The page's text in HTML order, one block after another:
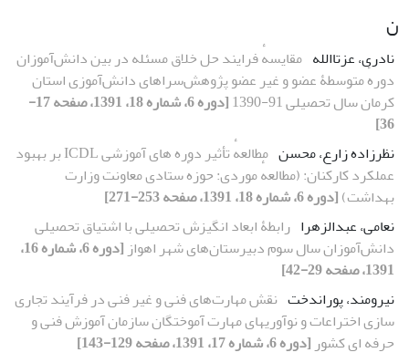
ن
نادری، عزتاالله مقایسهٔ فرایند حل خلاق مسئله در بین دانش‌آموزان
دورهٔ متوسطۀ عضو و غیر عضو پژوهش‌سراهای دانش‌آموزی استان
کرمان سال تحصیلی 91-1390
[دوره 6، شماره 18، 1391، صفحه 17-
36]
نظرزاده زارع، محسن
مطالعهٔ تأثیر دوره‏ های آموزشی ICDL بر بهبود
عملکرد کارکنان: (مطالعهٔ موردی: حوزهٔ ستادی معاونت وزارت
بهداشت)[دوره 6، شماره 18، 1391، صفحه 253-271]
نعامی، عبدالزهرا رابطۀ ابعاد انگیزش ‌تحصیلی با اشتیاق ‌تحصیلی
دانش‌آموزان سال سوم دبیرستان‌های شهر اهواز
[دوره 6، شماره 16،
1391، صفحه 29-42]
نیرومند، پوراندخت نقش مهارت‌های فنی و غیر فنی در فرآیند تجاری
سازی اختراعات و نوآوری‏های مهارت آموختگان سازمان آموزش فنی و
حرفه‏ ای کشور [دوره 6، شماره 17، 1391، صفحه 129-143]